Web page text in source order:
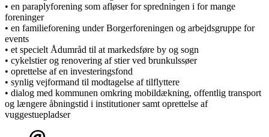
• en paraplyforening som afløser for spredningen i for mange
foreninger
• en familieforening under Borgerforeningen og arbejdsgruppe for
events
• et specielt Ådumråd til at markedsføre by og sogn
• cykelstier og renovering af stier ved brunkulssøer
• oprettelse af en investeringsfond
• synlig vejformand til modtagelse af tilflyttere
• dialog med kommunen omkring mobildækning, offentlig transport
og længere åbningstid i institutioner samt oprettelse af
vuggestuepladser